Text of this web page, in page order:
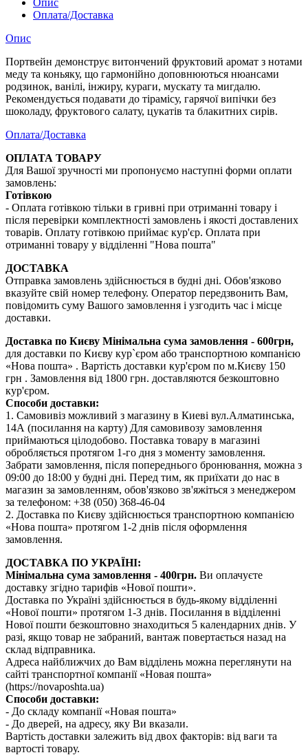
Опис
Оплата/Доставка
Опис
Портвейн демонструє витончений фруктовий аромат з нотами
меду та коньяку, що гармонійно доповнюються нюансами
родзинок, ванілі, інжиру, кураги, мускату та мигдалю.
Рекомендується подавати до тірамісу, гарячої випічки без
шоколаду, фруктового салату, цукатів та блакитних сирів.
Оплата/Доставка
ОПЛАТА ТОВАРУ
Для Вашої зручності ми пропонуємо наступні форми оплати
замовлень:
Готівкою
- Оплата готівкою тільки в гривні при отриманні товару і
після перевірки комплектності замовлень і якості доставлених
товарів. Оплату готівкою приймає кур'єр. Оплата при
отриманні товару у відділенні "Нова пошта"
ДОСТАВКА
Отправка замовлень здійснюється в будні дні. Обов'язково
вказуйте свій номер телефону. Оператор передзвонить Вам,
повідомить суму Вашого замовлення і узгодить час і місце
доставки.
Доставка по Києву Мінімальна сума замовлення - 600грн,
для доставки по Києву кур`єром або транспортною компанією
«Нова пошта» . Вартість доставки кур'єром по м.Києву 150
грн . Замовлення від 1800 грн. доставляются безкоштовно
кур'єром.
Способи доставки:
1. Самовивіз можливий з магазину в Киеві вул.Алматинська,
14А (посилання на карту) Для самовивозу замовлення
приймаються цілодобово. Поставка товару в магазині
обробляється протягом 1-го дня з моменту замовлення.
Забрати замовлення, після попереднього бронювання, можна з
09:00 до 18:00 у будні дні. Перед тим, як приїхати до нас в
магазин за замовленням, обов'язково зв'яжіться з менеджером
за телефоном: +38 (050) 368-46-04
2. Доставка по Києву здійснюється транспортною компанією
«Нова пошта» протягом 1-2 днів після оформлення
замовлення.
ДОСТАВКА ПО УКРАЇНІ:
Мінімальна сума замовлення - 400грн. Ви оплачуєте
доставку згідно тарифів «Нової пошти».
Доставка по Україні здійснюється в будь-якому відділенні
«Нової пошти» протягом 1-3 днів. Посилання в відділенні
Нової пошти безкоштовно знаходиться 5 календарних днів. У
разі, якщо товар не забраний, вантаж повертається назад на
склад відправника.
Адреса найближчих до Вам відділень можна переглянути на
сайті транспортної компанії «Новая пошта»
(https://novaposhta.ua)
Способи доставки:
- До складу компанії «Новая пошта»
- До дверей, на адресу, яку Ви вказали.
Вартість доставки залежить від двох факторів: від ваги та
вартості товару.